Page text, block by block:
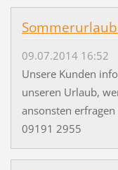
09.07.2014 16:52
Unsere Kunden
unseren Urlaub,
ansonsten
09191 2955